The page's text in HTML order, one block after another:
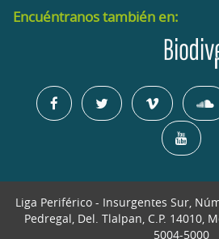
Encuéntranos también en:
Liga Periférico - Insurgentes Sur,
Pedregal, Del. Tlalpan, C.P. 14010,
5004-5000